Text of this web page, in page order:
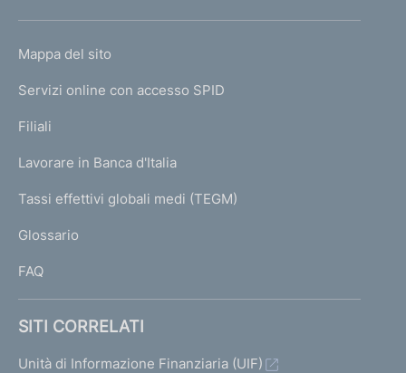
m
e
a
g
L
N
K
T
I
I
Mappa del sito
Servizi online con accesso SPID
Filiali
Lavorare in Banca d'Italia
Tassi effettivi globali medi (TEGM)
Glossario
FAQ
SITI CORRELATI
Unità di Informazione Finanziaria (UIF)